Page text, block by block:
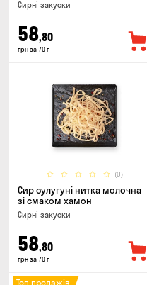
Сирні закуски
58,80
грн за 70 г
(0)
Сир сулугуні нитка молочна
зі смаком хамон
Сирні закуски
58,80
грн за 70 г
Топ продажів